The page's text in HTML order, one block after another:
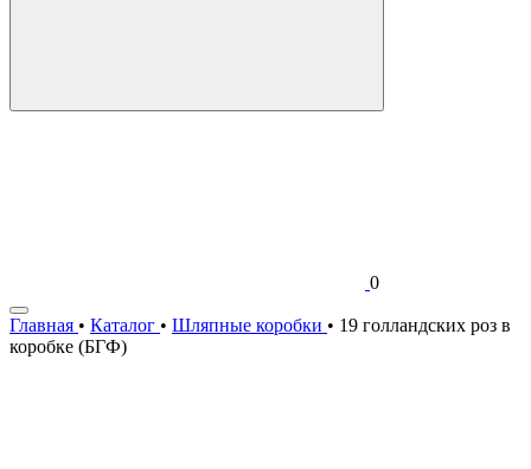
0
Главная • Каталог • Шляпные коробки • 19 голландских роз в
коробке (БГФ)